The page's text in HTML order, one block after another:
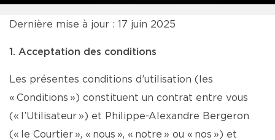
Dernière mise à jour : 17 juin 2025
1. Acceptation des conditions
Les présentes conditions d’utilisation (les
« Conditions ») constituent un contrat entre vous
(« l’Utilisateur ») et Philippe-Alexandre Bergeron
(« le Courtier », « nous », « notre » ou « nos ») et